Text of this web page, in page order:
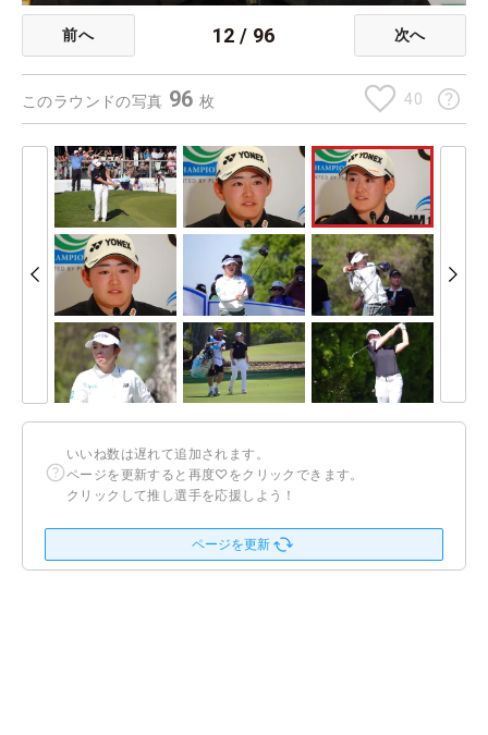
前へ 12 / 96 次へ
このラウンドの写真 96枚 40
いいね数は遅れて追加されます。
ページを更新すると再度♡をクリックできます。
クリックして推し選手を応援しよう！
ページを更新